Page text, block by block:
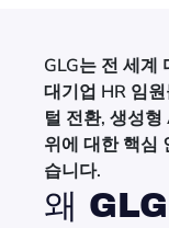
GLG는 전 세계
대기업 HR 임
털 전환, 생성
위에 대한 핵심
습니다.
왜